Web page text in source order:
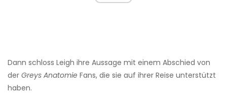
Dann schloss Leigh ihre Aussage mit einem Abschied von
der Greys Anatomie Fans, die sie auf ihrer Reise unterstützt
haben.